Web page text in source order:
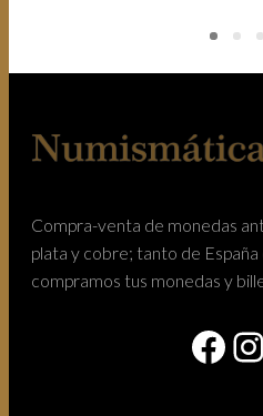
Compra-venta de monedas
plata y cobre; tanto de
compramos tus monedas y